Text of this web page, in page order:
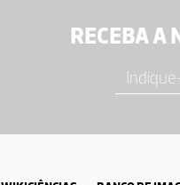
RECEBA A